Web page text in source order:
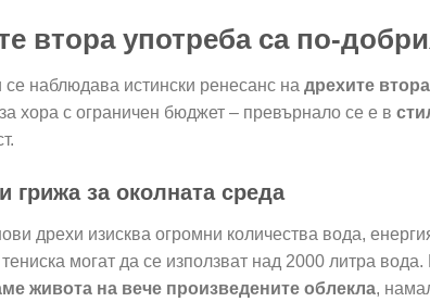
втора употреба са по-
се наблюдава истински ренесанс на дрехите
хора с ограничен бюджет – превърнало се е в
грижа за околната среда
дрехи изисква огромни количества вода,
могат да се използват над 2000 литра
живота на вече произведените облекла,